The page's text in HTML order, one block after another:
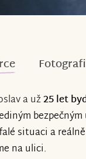
a už25 let
situaci a
na ulici.